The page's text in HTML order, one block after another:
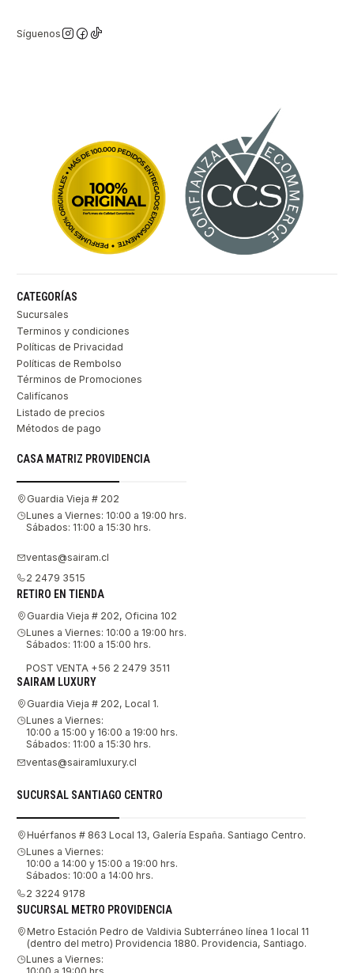
Síguenos
CATEGORÍAS
Sucursales
Terminos y condiciones
Políticas de Privacidad
Políticas de Rembolso
Términos de Promociones
Califícanos
Listado de precios
Métodos de pago
CASA MATRIZ PROVIDENCIA
Guardia Vieja # 202
Lunes a Viernes: 10:00 a 19:00 hrs.
Sábados: 11:00 a 15:30 hrs.
ventas@sairam.cl
2 2479 3515
RETIRO EN TIENDA
Guardia Vieja # 202, Oficina 102
Lunes a Viernes: 10:00 a 19:00 hrs.
Sábados: 11:00 a 15:00 hrs.
POST VENTA +56 2 2479 3511
SAIRAM LUXURY
Guardia Vieja # 202, Local 1.
Lunes a Viernes:
10:00 a 15:00 y 16:00 a 19:00 hrs.
Sábados: 11:00 a 15:30 hrs.
ventas@sairamluxury.cl
SUCURSAL SANTIAGO CENTRO
Huérfanos # 863 Local 13, Galería España. Santiago Centro.
Lunes a Viernes:
10:00 a 14:00 y 15:00 a 19:00 hrs.
Sábados: 10:00 a 14:00 hrs.
2 3224 9178
SUCURSAL METRO PROVIDENCIA
Metro Estación Pedro de Valdivia Subterráneo línea 1 local 11
(dentro del metro) Providencia 1880. Providencia, Santiago.
Lunes a Viernes: